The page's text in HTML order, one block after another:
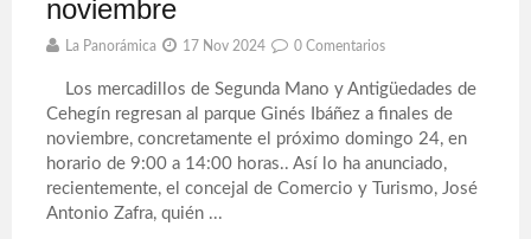
noviembre
La Panorámica 17 Nov 2024 0 Comentarios
Los mercadillos de Segunda Mano y Antigüedades de
Cehegín regresan al parque Ginés Ibáñez a finales de
noviembre, concretamente el próximo domingo 24, en
horario de 9:00 a 14:00 horas.. Así lo ha anunciado,
recientemente, el concejal de Comercio y Turismo, José
Antonio Zafra, quién ...